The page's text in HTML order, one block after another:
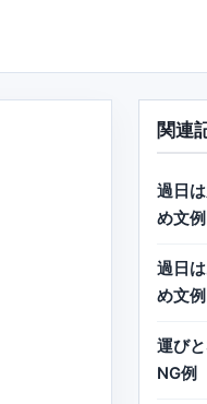
関連
過日
め文
過日
め文
運び
NG例